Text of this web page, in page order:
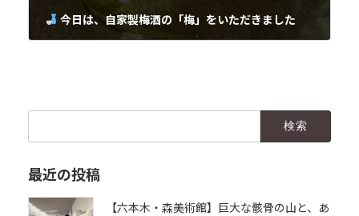
今日は、自家製梅酒の「梅」をいただきました
最近の投稿
【六本木・森美術館】巨大な骸骨の山と、あ